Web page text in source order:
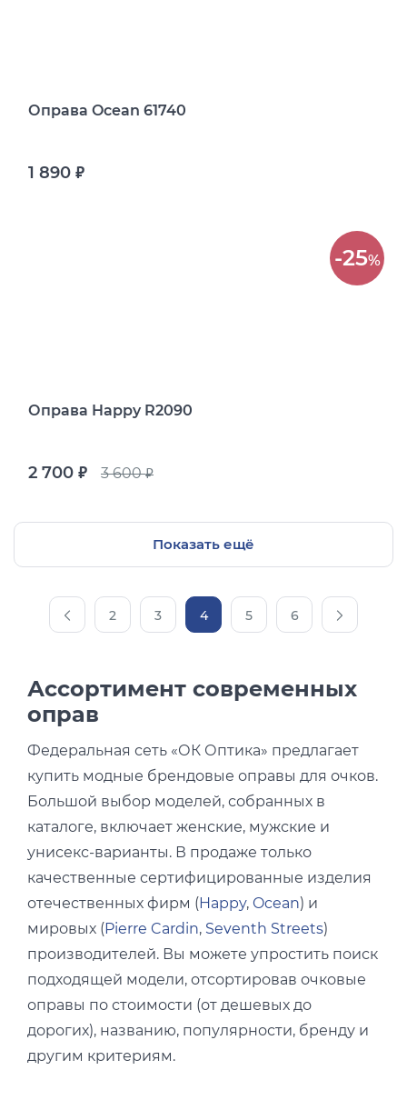
Оправа Ocean 61740
1 890 руб.
-25%
Оправа Happy R2090
2 700 руб. 3 600руб.
Показать ещё
2 3 4 5 6
Ассортимент современных
оправ
Федеральная сеть «ОК Оптика» предлагает
купить модные брендовые оправы для очков.
Большой выбор моделей, собранных в
каталоге, включает женские, мужские и
унисекс-варианты. В продаже только
качественные сертифицированные изделия
отечественных фирм (Happy, Ocean) и
мировых (Pierre Cardin, Seventh Streets)
производителей. Вы можете упростить поиск
подходящей модели, отсортировав очковые
оправы по стоимости (от дешевых до
дорогих), названию, популярности, бренду и
другим критериям.